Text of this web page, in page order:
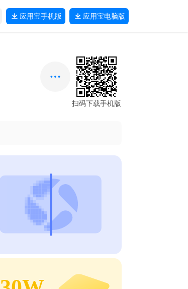
应用宝手机版 应用宝电脑版
扫码下载手机版